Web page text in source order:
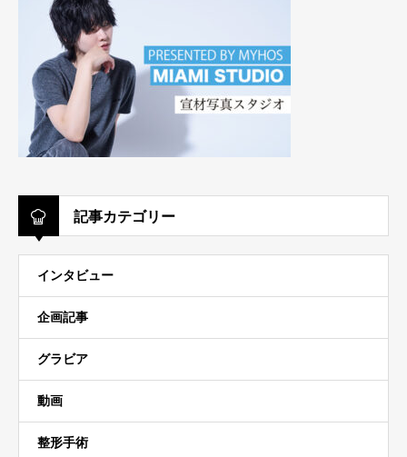
記事カテゴリー
インタビュー
企画記事
グラビア
動画
整形手術